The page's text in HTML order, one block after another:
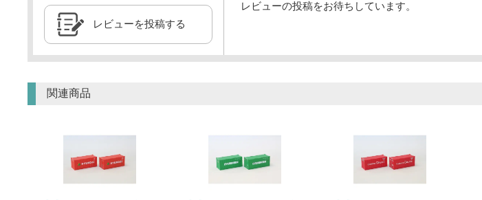
レビューを投稿する
レビューの投稿をお待ちしています。
関連商品